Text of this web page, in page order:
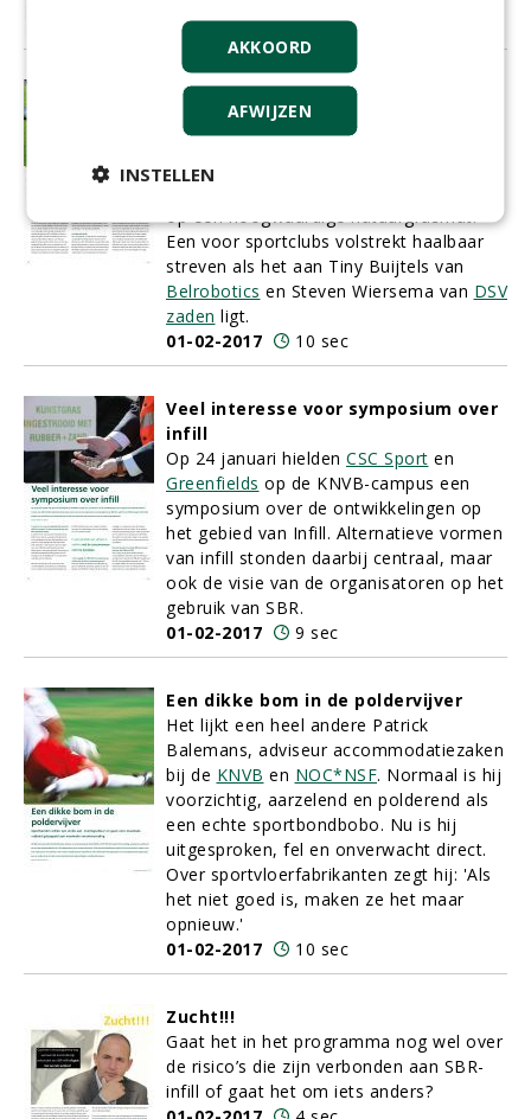
Nieuw concept brengt sportbeleving
terug naar de natuur
Het klinkt menige sportvereniging als
muziek in de oren: de garantie om
op een hoogwaardige natuurgrasmat.
Een voor sportclubs volstrekt haalbaar
streven als het aan Tiny Buijtels van
Belrobotics en Steven Wiersema van DSV
zaden ligt.
01-02-2017
10 sec
Veel interesse voor symposium over
infill
Op 24 januari hielden CSC Sport en
Greenfields op de KNVB-campus een
symposium over de ontwikkelingen op
het gebied van Infill. Alternatieve vormen
van infill stonden daarbij centraal, maar
ook de visie van de organisatoren op het
gebruik van SBR.
01-02-2017
9 sec
Een dikke bom in de poldervijver
Het lijkt een heel andere Patrick
Balemans, adviseur accommodatiezaken
bij de KNVB en NOC*NSF. Normaal is hij
voorzichtig, aarzelend en polderend als
een echte sportbondbobo. Nu is hij
uitgesproken, fel en onverwacht direct.
Over sportvloerfabrikanten zegt hij: 'Als
het niet goed is, maken ze het maar
opnieuw.'
01-02-2017
10 sec
Zucht!!!
Gaat het in het programma nog wel over
de risico’s die zijn verbonden aan SBR-
infill of gaat het om iets anders?
AKKOORD
AFWIJZEN
INSTELLEN